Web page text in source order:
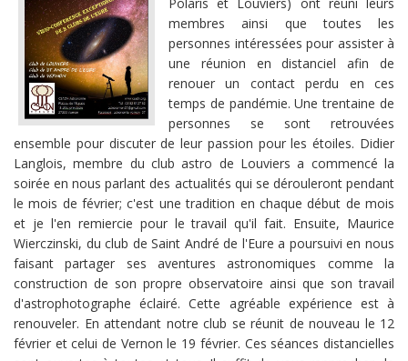
membres ainsi que toutes les
personnes intéressées pour assister à
une réunion en distanciel afin de
renouer un contact perdu en ces
temps de pandémie. Une trentaine de
personnes se sont retrouvées
ensemble pour discuter de leur passion pour les étoiles. Didier
Langlois, membre du club astro de Louviers a commencé la
soirée en nous parlant des actualités qui se dérouleront pendant
le mois de février; c'est une tradition en chaque début de mois
et je l'en remiercie pour le travail qu'il fait. Ensuite, Maurice
Wierczinski, du club de Saint André de l'Eure a poursuivi en nous
faisant partager ses aventures astronomiques comme la
construction de son propre observatoire ainsi que son travail
d'astrophotographe éclairé. Cette agréable expérience est à
renouveler. En attendant notre club se réunit de nouveau le 12
février et celui de Vernon le 19 février. Ces séances distancielles